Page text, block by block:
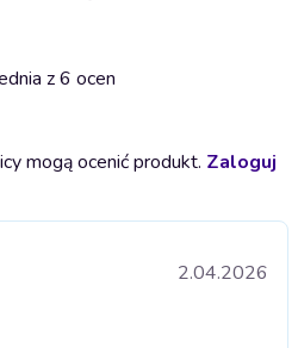
z 6 ocen
mogą ocenić produkt. Zaloguj
2.04.2026